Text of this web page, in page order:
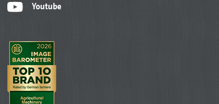
Youtube